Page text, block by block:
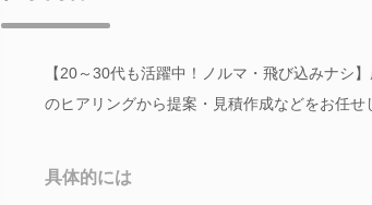
【20～30代も活躍中！ノルマ・飛び込みナシ
のヒアリングから提案・見積作成などをお任せ
具体的には